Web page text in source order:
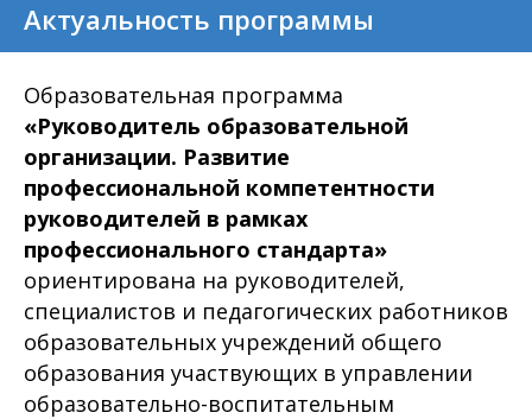
Актуальность программы
Образовательная программа
«Руководитель образовательной
организации. Развитие
профессиональной компетентности
руководителей в рамках
профессионального стандарта»
ориентирована на руководителей,
специалистов и педагогических работников
образовательных учреждений общего
образования участвующих в управлении
образовательно-воспитательным